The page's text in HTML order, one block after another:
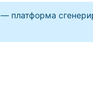
— платформа